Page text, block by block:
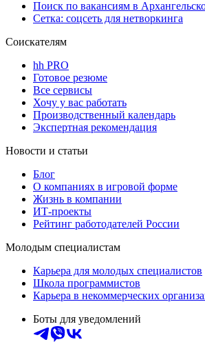
Поиск по вакансиям в
Сетка: соцсеть для нетворкинга
Соискателям
hh PRO
Готовое резюме
Все сервисы
Хочу у вас работать
Производственный календарь
Экспертная рекомендация
Новости и статьи
Блог
О компаниях в игровой форме
Жизнь в компании
ИТ-проекты
Рейтинг работодателей России
Молодым специалистам
Карьера для молодых специалистов
Школа программистов
Карьера в некоммерческих
Боты для уведомлений